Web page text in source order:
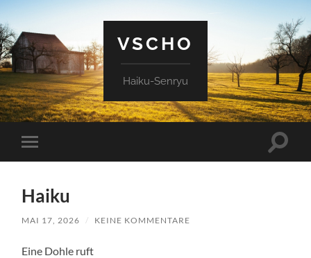
VSCHO
Haiku-Senryu
Mobile-
Menü
Haiku
MAI 17, 2026 / KEINE KOMMENTARE
Eine Dohle ruft